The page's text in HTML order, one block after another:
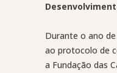
Durante o ano
ao protocolo de
a Fundação das